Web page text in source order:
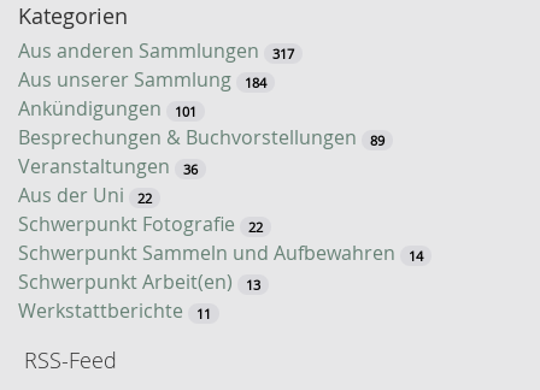
S
u
c
h
e
Kategorien
Aus anderen Sammlungen 317
Aus unserer Sammlung 184
Ankündigungen 101
Besprechungen & Buchvorstellungen 89
Veranstaltungen 36
Aus der Uni 22
Schwerpunkt Fotografie 22
Schwerpunkt Sammeln und Aufbewahren 14
Schwerpunkt Arbeit(en) 13
Werkstattberichte 11
RSS-Feed